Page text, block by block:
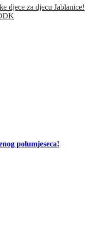
djece za djecu Jablanice!
polumjeseca!